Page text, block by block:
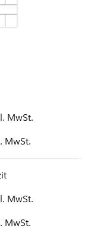
MwSt.
MwSt.
MwSt.
MwSt.